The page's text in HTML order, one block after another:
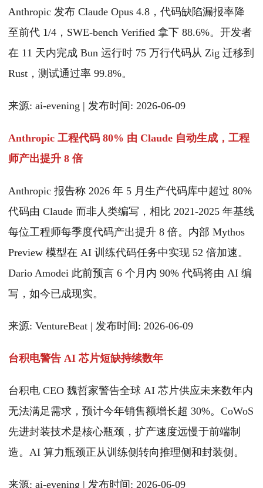
Anthropic 发布 Claude Opus 4.8，代码缺陷漏报率降
至前代 1/4，SWE-bench Verified 拿下 88.6%。开发者
在 11 天内完成 Bun 运行时 75 万行代码从 Zig 迁移到
Rust，测试通过率 99.8%。
来源: ai-evening | 发布时间: 2026-06-09
Anthropic 工程代码 80% 由 Claude 自动生成，工程
师产出提升 8 倍
Anthropic 报告称 2026 年 5 月生产代码库中超过 80%
代码由 Claude 而非人类编写，相比 2021-2025 年基线
每位工程师每季度代码产出提升 8 倍。内部 Mythos
Preview 模型在 AI 训练代码任务中实现 52 倍加速。
Dario Amodei 此前预言 6 个月内 90% 代码将由 AI 编
写，如今已成现实。
来源: VentureBeat | 发布时间: 2026-06-09
台积电警告 AI 芯片短缺持续数年
台积电 CEO 魏哲家警告全球 AI 芯片供应未来数年内
无法满足需求，预计今年销售额增长超 30%。CoWoS
先进封装技术是核心瓶颈，扩产速度远慢于前端制
造。AI 算力瓶颈正从训练侧转向推理侧和封装侧。
来源: ai-evening | 发布时间: 2026-06-09